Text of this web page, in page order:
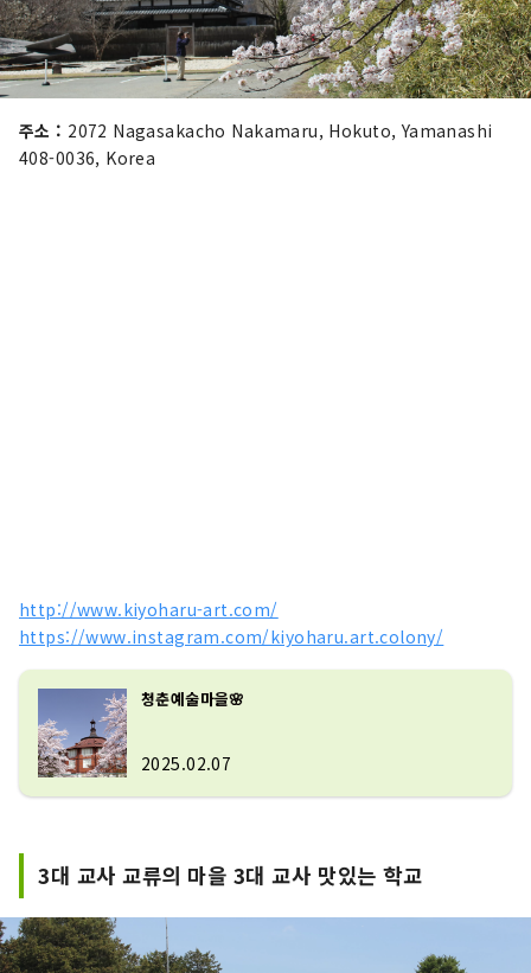
주소 : 2072 Nagasakacho Nakamaru, Hokuto, Yamanashi
408-0036, Korea
http://www.kiyoharu-art.com/
https://www.instagram.com/kiyoharu.art.colony/
청춘예술마을🌸
2025.02.07
3대 교사 교류의 마을 3대 교사 맛있는 학교